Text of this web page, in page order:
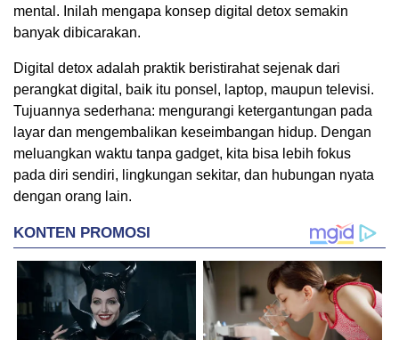
mental. Inilah mengapa konsep digital detox semakin
banyak dibicarakan.
Digital detox adalah praktik beristirahat sejenak dari
perangkat digital, baik itu ponsel, laptop, maupun televisi.
Tujuannya sederhana: mengurangi ketergantungan pada
layar dan mengembalikan keseimbangan hidup. Dengan
meluangkan waktu tanpa gadget, kita bisa lebih fokus
pada diri sendiri, lingkungan sekitar, dan hubungan nyata
dengan orang lain.